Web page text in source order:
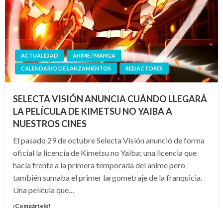
ACTUALIDAD
ANIME / MANGA
CALENDARIO DE LANZAMIENTOS
REDACTORES
SELECTA VISIÓN ANUNCIA CUÁNDO LLEGARÁ
LA PELÍCULA DE KIMETSU NO YAIBA A
NUESTROS CINES
El pasado 29 de octubre Selecta Visión anunció de forma
oficial la licencia de Kimetsu no Yaiba; una licencia que
hacía frente a la primera temporada del anime pero
también sumaba el primer largometraje de la franquicia.
Una película que…
¡Compártelo!